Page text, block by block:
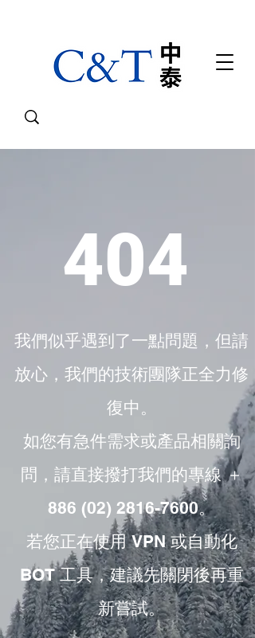
404
我們似乎遇到了一點問題，但請
放心，我們的技術團隊正全力修
復中。
如您有急件需求或產品相關詢
問，請直接撥打我們的專線 ＋
886 (02) 2816-7600。
若您正在使用 VPN 或自動化
BOT 工具，建議先關閉後再重
新嘗試。